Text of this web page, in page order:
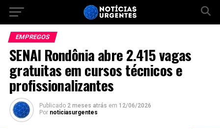
EMPREGOS
SENAI Rondônia abre 2.415 vagas
gratuitas em cursos técnicos e
profissionalizantes
Publicado 2 meses atrás em 12/06/2026
Por noticiasurgentes